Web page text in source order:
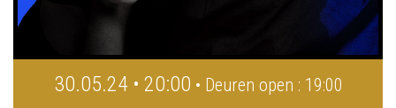
30.05.24 • 20:00 • Deuren open : 19:00